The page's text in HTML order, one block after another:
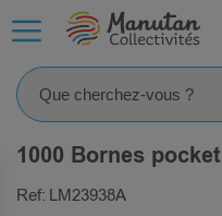
1000 Bornes pocket
Ref: LM23938A